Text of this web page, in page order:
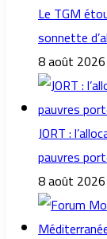
Le TGM
sonnette
8 août 2026
JORT :
pauvres
8 août 2026